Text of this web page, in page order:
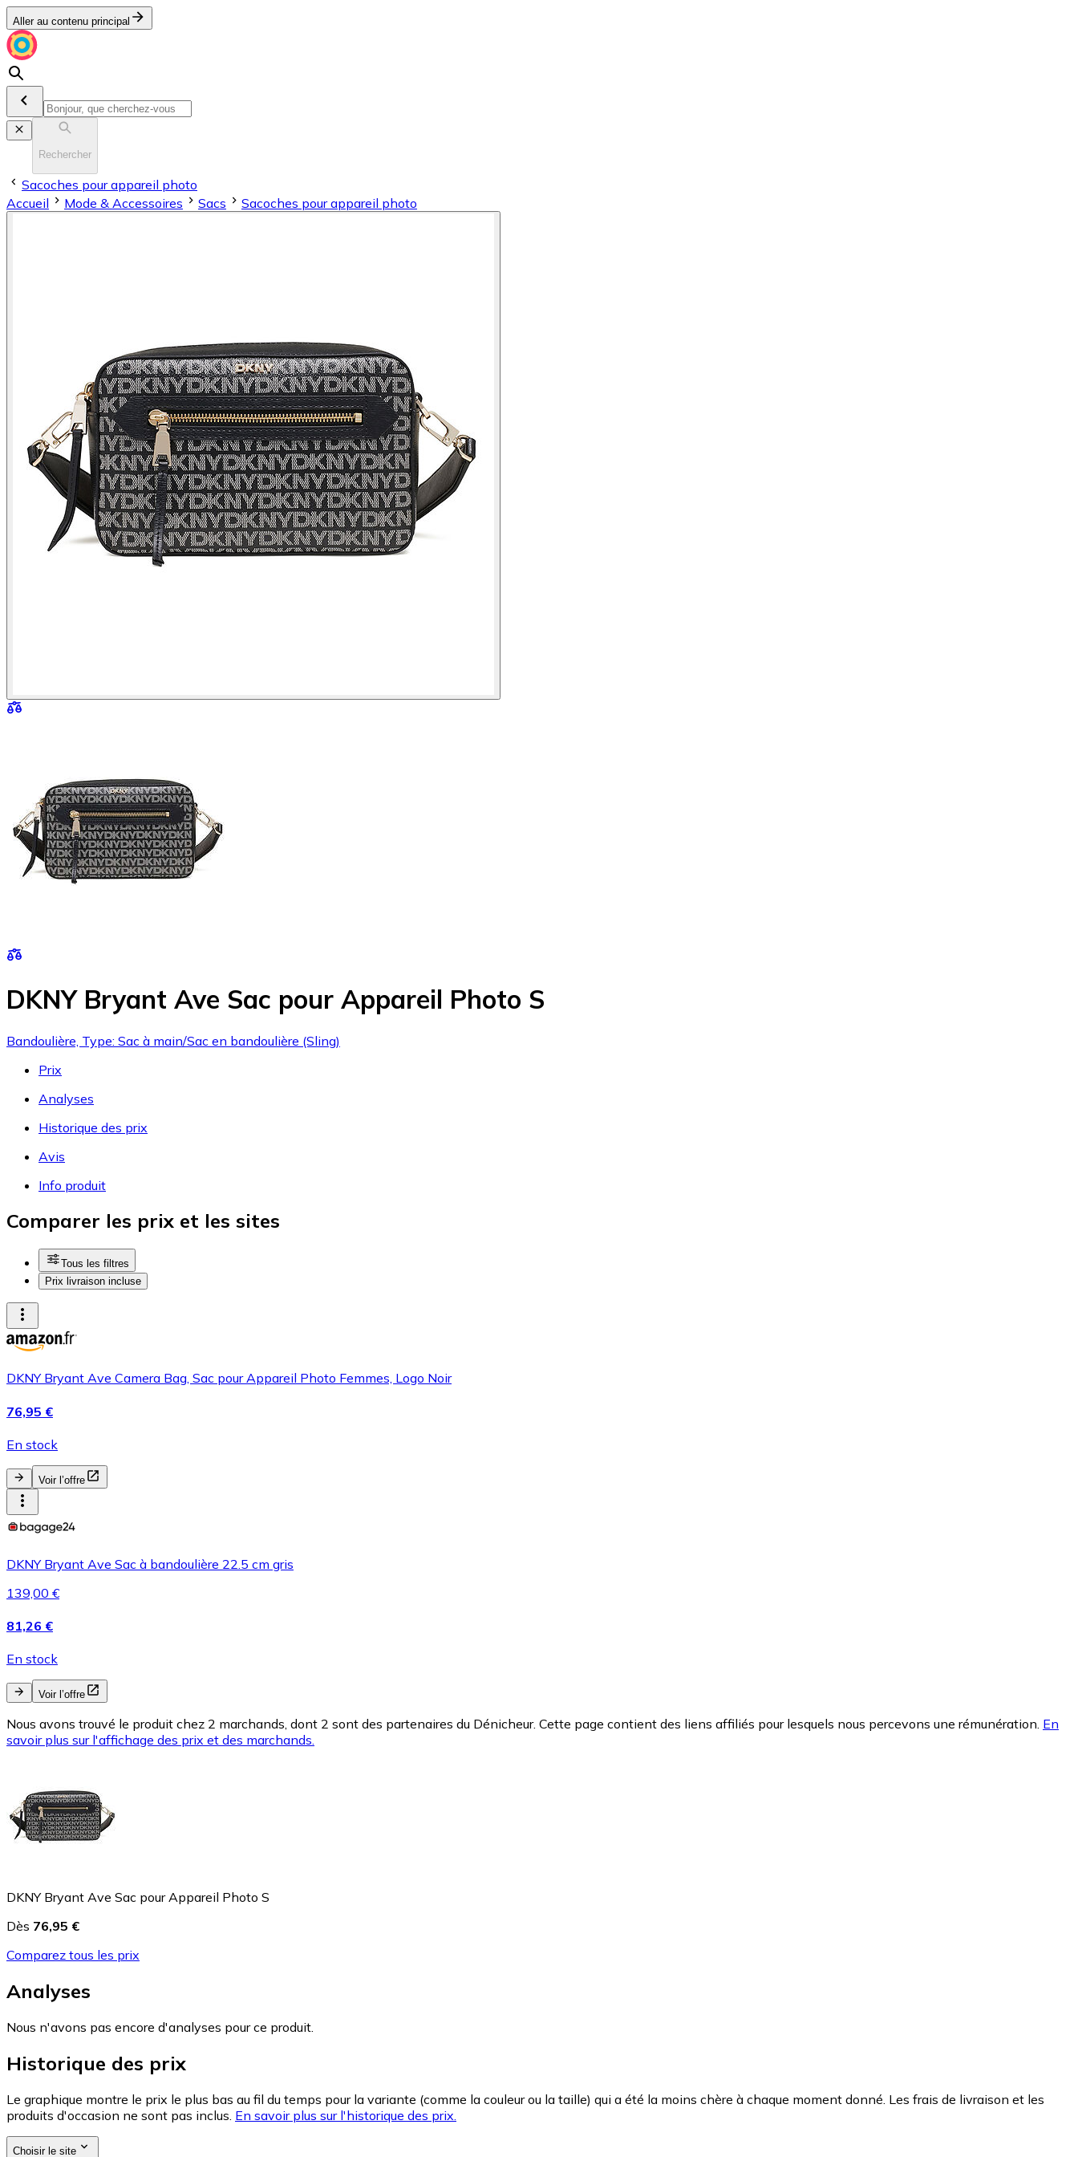
Aller au contenu principal
Rechercher
Sacoches pour appareil photo
Accueil
Mode & Accessoires Sacs Sacoches pour appareil photo
DKNY Bryant Ave Sac pour Appareil Photo S
Bandoulière, Type: Sac à main/Sac en bandoulière (Sling)
Prix
Analyses
Historique des prix
Avis
Info produit
Comparer les prix et les sites
Tous les filtres
Prix livraison incluse
DKNY Bryant Ave Camera Bag, Sac pour Appareil Photo Femmes, Logo Noir
76,95 €
En stock
Voir l’offre
DKNY Bryant Ave Sac à bandoulière 22.5 cm gris
139,00 €
81,26 €
En stock
Voir l’offre
Nous avons trouvé le produit chez 2 marchands, dont 2 sont des partenaires du Dénicheur. Cette page contient des liens affiliés pour lesquels nous percevons une rémunération. En
savoir plus sur l'affichage des prix et des marchands.
DKNY Bryant Ave Sac pour Appareil Photo S
Dès 76,95 €
Comparez tous les prix
Analyses
Nous n'avons pas encore d'analyses pour ce produit.
Historique des prix
Le graphique montre le prix le plus bas au fil du temps pour la variante (comme la couleur ou la taille) qui a été la moins chère à chaque moment donné. Les frais de livraison et les
produits d'occasion ne sont pas inclus. En savoir plus sur l'historique des prix.
Choisir le site